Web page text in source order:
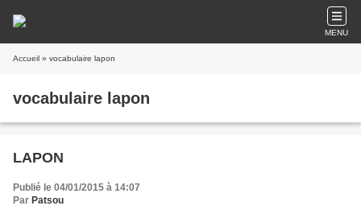
MENU
Accueil » vocabulaire lapon
vocabulaire lapon
LAPON
Publié le 04/01/2015 à 14:07
Par Patsou